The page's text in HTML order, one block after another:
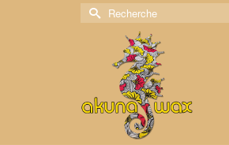
Rechercher :